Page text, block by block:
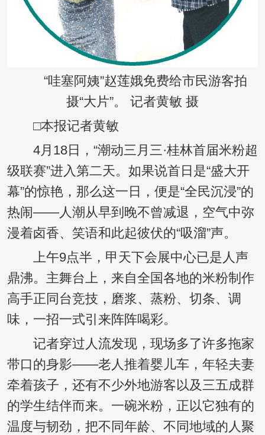
“哇塞阿姨”赵莲娥免费给市民游客拍
摄“大片”。 记者黄敏 摄
□本报记者黄敏
4月18日，“潮动三月三·桂林首届米粉超
级联赛”进入第二天。如果说首日是“盛大开
幕”的惊艳，那么这一日，便是“全民沉浸”的
热闹——人潮从早到晚不曾减退，空气中弥
漫着卤香、笑语和此起彼伏的“吸溜”声。
上午9点半，甲天下会展中心已是人声
鼎沸。主舞台上，来自全国各地的米粉制作
高手正同台竞技，磨浆、蒸粉、切条、调
味，一招一式引来阵阵喝彩。
记者穿过人流发现，现场多了许多拖家
带口的身影——老人推着婴儿车，年轻夫妻
牵着孩子，还有不少外地游客以及三五成群
的学生结伴而来。一碗米粉，正以它独有的
温度与韧劲，把不同年龄、不同地域的人聚